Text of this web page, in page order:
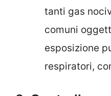
tanti gas
comuni
esposizione
respiratori,